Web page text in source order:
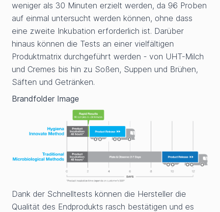
weniger als 30 Minuten erzielt werden, da 96 Proben
auf einmal untersucht werden können, ohne dass
eine zweite Inkubation erforderlich ist. Darüber
hinaus können die Tests an einer vielfältigen
Produktmatrix durchgeführt werden - von UHT-Milch
und Cremes bis hin zu Soßen, Suppen und Brühen,
Säften und Getränken.
Brandfolder Image
Dank der Schnelltests können die Hersteller die
Qualität des Endprodukts rasch bestätigen und es